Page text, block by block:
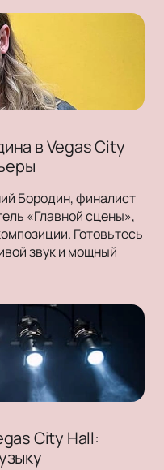
в Vegas City
Бородин, финалист
«Главной сцены»,
Готовьтесь
звук и мощный
City Hall: